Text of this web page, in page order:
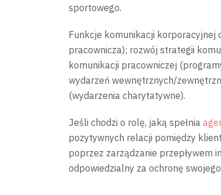
sportowego.
Funkcje komunikacji
pracownicza); rozwój strategii
komunikacji pracowniczej
wydarzeń wewnętrznych/
(wydarzenia charytatywne).
Jeśli chodzi o rolę, jaką spełnia
pozytywnych relacji pomiędzy
poprzez zarządzanie przepływem
odpowiedzialny za ochronę